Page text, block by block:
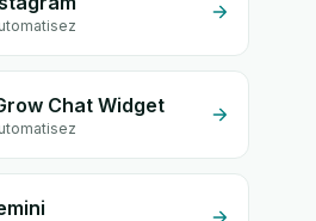
Chat Widget